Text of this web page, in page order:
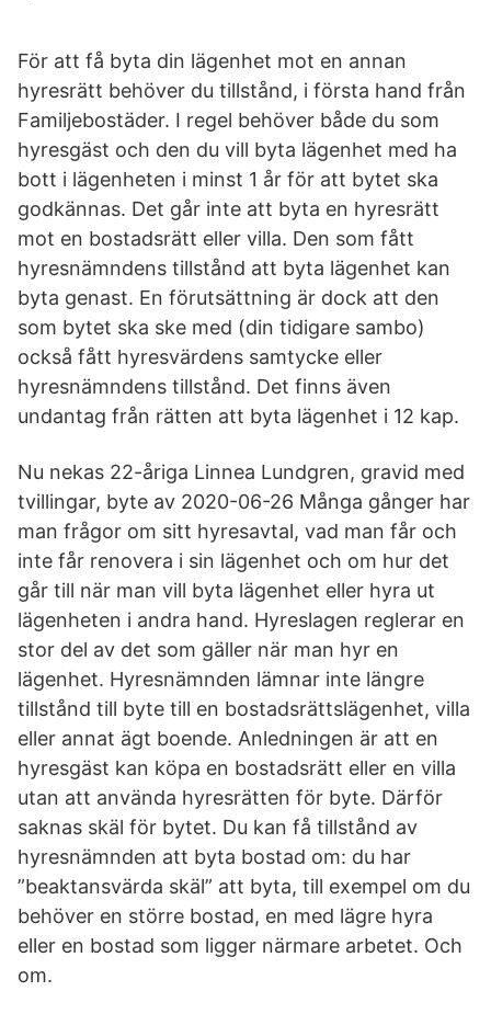
För att få byta din lägenhet mot en annan
hyresrätt behöver du tillstånd, i första hand från
Familjebostäder. I regel behöver både du som
hyresgäst och den du vill byta lägenhet med ha
bott i lägenheten i minst 1 år för att bytet ska
godkännas. Det går inte att byta en hyresrätt
mot en bostadsrätt eller villa. Den som fått
hyresnämndens tillstånd att byta lägenhet kan
byta genast. En förutsättning är dock att den
som bytet ska ske med (din tidigare sambo)
också fått hyresvärdens samtycke eller
hyresnämndens tillstånd. Det finns även
undantag från rätten att byta lägenhet i 12 kap.
Nu nekas 22-åriga Linnea Lundgren, gravid med
tvillingar, byte av 2020-06-26 Många gånger har
man frågor om sitt hyresavtal, vad man får och
inte får renovera i sin lägenhet och om hur det
går till när man vill byta lägenhet eller hyra ut
lägenheten i andra hand. Hyreslagen reglerar en
stor del av det som gäller när man hyr en
lägenhet. Hyresnämnden lämnar inte längre
tillstånd till byte till en bostadsrättslägenhet, villa
eller annat ägt boende. Anledningen är att en
hyresgäst kan köpa en bostadsrätt eller en villa
utan att använda hyresrätten för byte. Därför
saknas skäl för bytet. Du kan få tillstånd av
hyresnämnden att byta bostad om: du har
”beaktansvärda skäl” att byta, till exempel om du
behöver en större bostad, en med lägre hyra
eller en bostad som ligger närmare arbetet. Och
om.